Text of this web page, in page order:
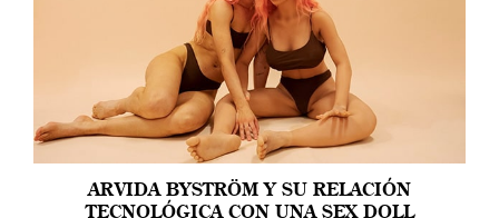
ARVIDA BYSTRÖM Y SU RELACIÓN
TECNOLÓGICA CON UNA SEX DOLL